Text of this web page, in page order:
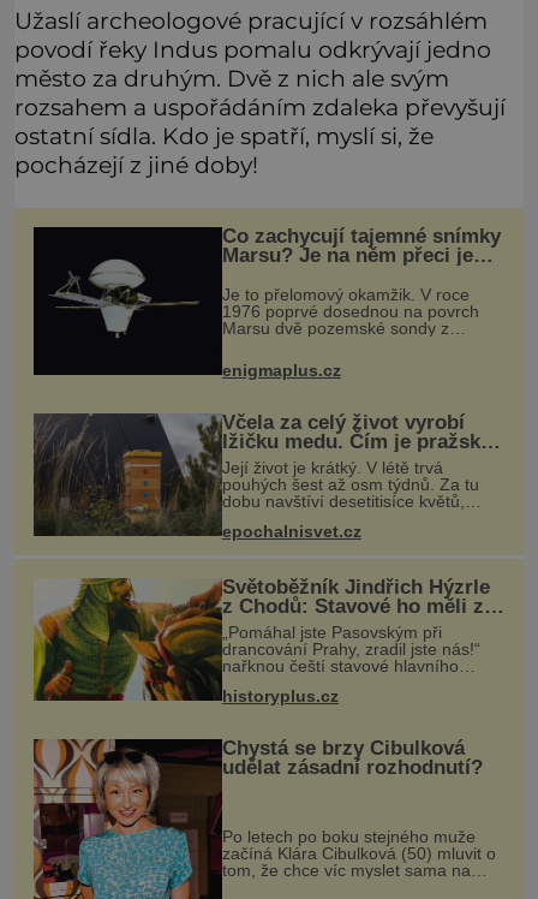
Užaslí archeologové pracující v rozsáhlém
povodí řeky Indus pomalu odkrývají jedno
město za druhým. Dvě z nich ale svým
rozsahem a uspořádáním zdaleka převyšují
ostatní sídla. Kdo je spatří, myslí si, že
pocházejí z jiné doby!
Co zachycují tajemné snímky
Marsu? Je na něm přeci jen
Je to přelomový okamžik. V roce
1976 poprvé dosednou na povrch
Marsu dvě pozemské sondy z
Viking, které jsou schopny pořídit
fotografie záhadami opředené rudé
enigmaplus.cz
Včela za celý život vyrobí
lžičku medu. Čím je pražský
med ze střech tak ceněný?
Její život je krátký. V létě trvá
pouhých šest až osm týdnů. Za tu
dobu navštíví desetitisíce květů,
přibližně devět gramů medu –
zhruba jednu čajovou lžičku. Sama o
epochalnisvet.cz
Světoběžník Jindřich Hýzrle
z Chodů: Stavové ho měli za
zrádce
„Pomáhal jste Pasovským při
drancování Prahy, zradil jste nás!“
nařknou čeští stavové hlavního
Jindřich se však zastrašit nenechá.
historyplus.cz
Chystá se brzy Cibulková
udělat zásadní rozhodnutí?
Po letech po boku stejného muže
začíná Klára Cibulková (50) mluvit o
tom, že chce víc myslet sama na